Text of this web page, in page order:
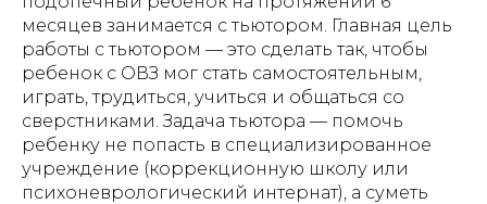
месяцев занимается с тьютором. Главная цель
работы с тьютором — это сделать так, чтобы
ребенок с ОВЗ мог стать самостоятельным,
играть, трудиться, учиться и общаться со
сверстниками. Задача тьютора — помочь
ребенку не попасть в специализированное
учреждение (коррекционную школу или
психоневрологический интернат), а суметь